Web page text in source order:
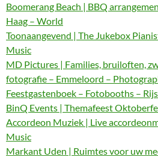
Boomerang Beach | BBQ
Haag – World
Toonaangevend | The Jukebox
Music
MD Pictures | Families, bruiloften,
fotografie – Emmeloord –
Feestgastenboek – Fotobooths –
BinQ Events | Themafeest
Accordeon Muziek | Live
Music
Markant Uden | Ruimtes voor uw